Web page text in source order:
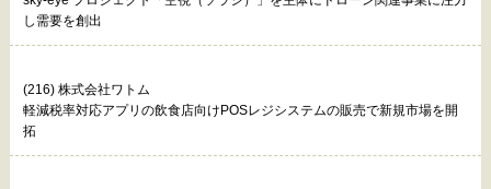
し需要を創出
(216) 株式会社ワトム
軽減税率対応アプリの飲食店向けPOSレジシステムの販売で新規市場を開
拓